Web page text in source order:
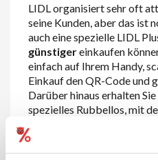
LIDL organisiert sehr oft
seine Kunden, aber das ist
auch eine spezielle LIDL
günstigereinkaufen
einfach auf Ihrem Handy,
Einkauf den QR-Code und
Darüber hinaus erhalten
spezielles Rubbellos, mit
auch Zugriff auf alle Ihre